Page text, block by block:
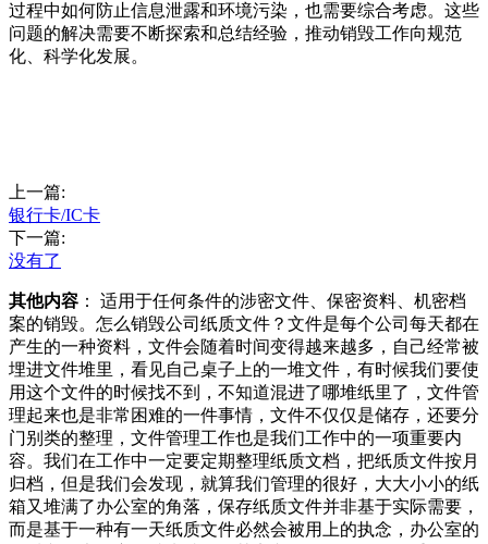
过程中如何防止信息泄露和环境污染，也需要综合考虑。这些
问题的解决需要不断探索和总结经验，推动销毁工作向规范
化、科学化发展。
上一篇:
银行卡/IC卡
下一篇:
没有了
其他内容 ： 适用于任何条件的涉密文件、保密资料、机密档
案的销毁。怎么销毁公司纸质文件？文件是每个公司每天都在
产生的一种资料，文件会随着时间变得越来越多，自己经常被
埋进文件堆里，看见自己桌子上的一堆文件，有时候我们要使
用这个文件的时候找不到，不知道混进了哪堆纸里了，文件管
理起来也是非常困难的一件事情，文件不仅仅是储存，还要分
门别类的整理，文件管理工作也是我们工作中的一项重要内
容。我们在工作中一定要定期整理纸质文档，把纸质文件按月
归档，但是我们会发现，就算我们管理的很好，大大小小的纸
箱又堆满了办公室的角落，保存纸质文件并非基于实际需要，
而是基于一种有一天纸质文件必然会被用上的执念，办公室的